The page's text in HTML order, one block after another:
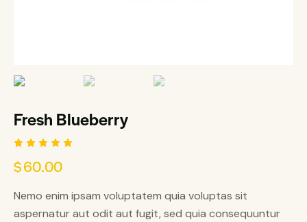
Fresh Blueberry
5.00 out
on
r rating
$60.00
Nemo enim ipsam voluptatem quia voluptas sit
aspernatur aut odit aut fugit, sed quia consequuntur